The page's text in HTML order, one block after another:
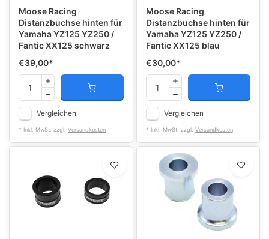
Moose Racing
Distanzbuchse hinten für
Yamaha YZ125 YZ250 /
Fantic XX125 schwarz
€39,00*
Vergleichen
* Inkl. MwSt. zzgl. Versandkosten
Moose Racing
Distanzbuchse hinten für
Yamaha YZ125 YZ250 /
Fantic XX125 blau
€30,00*
Vergleichen
* Inkl. MwSt. zzgl. Versandkosten